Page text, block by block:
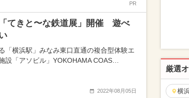
PR
てきと〜な鉄道展」開催 遊べ
「横浜駅」みなみ東口直通の複合型体験エ
設「アソビル」YOKOHAMA COAS…
2022年08月05日
厳選
横